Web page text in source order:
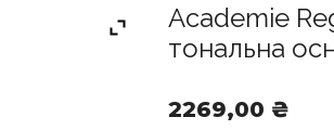
Academie
тональна
2269,00 ₴